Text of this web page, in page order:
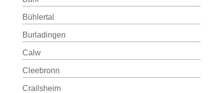
Bühlertal
Burladingen
Calw
Cleebronn
Crailsheim